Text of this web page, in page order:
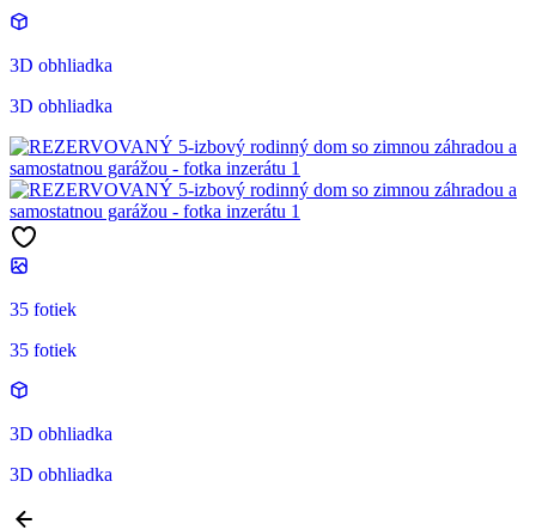
3D obhliadka
3D obhliadka
35 fotiek
35 fotiek
3D obhliadka
3D obhliadka